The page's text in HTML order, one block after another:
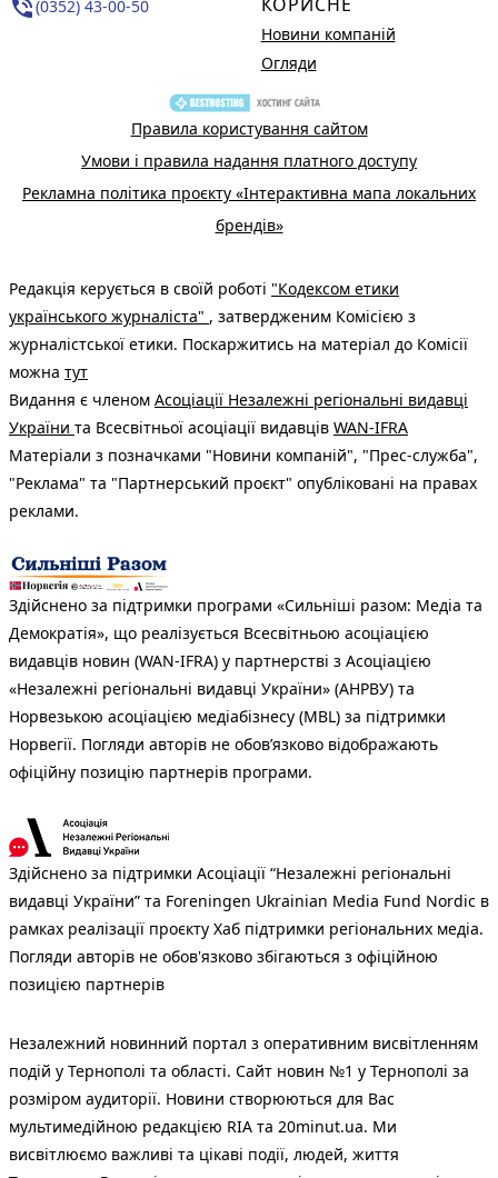
phone_in_talk(0352) 43-00-50
Новини компаній
Огляди
Правила користування сайтом
Умови і правила надання платного доступу
Рекламна політика проєкту «Інтерактивна мапа локальних
брендів»
Редакція керується в своїй роботі "Кодексом етики
українського журналіста" , затвердженим Комісією з
журналістської етики. Поскаржитись на матеріал до Комісії
можна тут
Видання є членом Асоціації Незалежні регіональні видавці
України та Всесвітньої асоціації видавців WAN-IFRA
Матеріали з позначками "Новини компаній", "Прес-служба",
"Реклама" та "Партнерський проєкт" опубліковані на правах
реклами.
Здійснено за підтримки програми «Сильніші разом: Медіа та
Демократія», що реалізується Всесвітньою асоціацією
видавців новин (WAN-IFRA) у партнерстві з Асоціацією
«Незалежні регіональні видавці України» (АНРВУ) та
Норвезькою асоціацією медіабізнесу (MBL) за підтримки
Норвегії. Погляди авторів не обов’язково відображають
офіційну позицію партнерів програми.
Здійснено за підтримки Асоціації “Незалежні регіональні
видавці України” та Foreningen Ukrainian Media Fund Nordic в
рамках реалізації проєкту Хаб підтримки регіональних медіа.
Погляди авторів не обов'язково збігаються з офіційною
позицією партнерів
Незалежний новинний портал з оперативним висвітленням
подій у Тернополі та області. Сайт новин №1 у Тернополі за
розміром аудиторії. Новини створюються для Вас
мультимедійною редакцією RIA та 20minut.ua. Ми
висвітлюємо важливі та цікаві події, людей, життя